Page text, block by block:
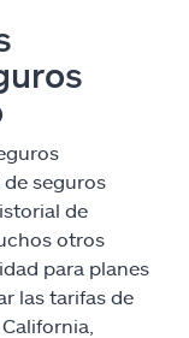
seguros
de
otros
para planes
las tarifas de